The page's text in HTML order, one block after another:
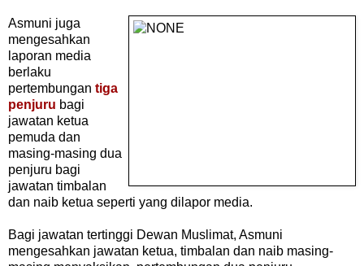
Asmuni juga
mengesahkan
laporan media
berlaku
pertembungan tiga
penjuru bagi
jawatan ketua
pemuda dan
masing-masing dua
penjuru bagi
jawatan timbalan
dan naib ketua seperti yang dilapor media.
Bagi jawatan tertinggi Dewan Muslimat, Asmuni
mengesahkan jawatan ketua, timbalan dan naib masing-